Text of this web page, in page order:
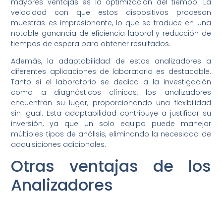
velocidad con que estos dispositivos procesan
muestras es impresionante, lo que se traduce en una
notable ganancia de eficiencia laboral y reducción de
tiempos de espera para obtener resultados.
Además, la adaptabilidad de estos analizadores a
diferentes aplicaciones de laboratorio es destacable.
Tanto si el laboratorio se dedica a la investigación
como a diagnósticos clínicos, los analizadores
encuentran su lugar, proporcionando una flexibilidad
sin igual. Esta adaptabilidad contribuye a justificar su
inversión, ya que un solo equipo puede manejar
múltiples tipos de análisis, eliminando la necesidad de
adquisiciones adicionales.
Otras ventajas de los
Analizadores